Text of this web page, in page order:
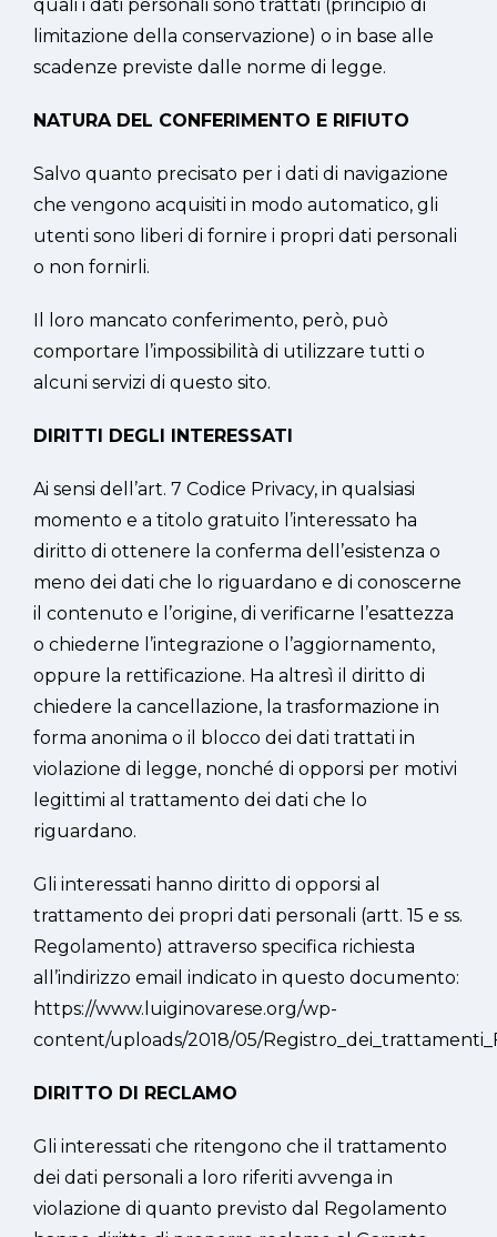
quali i dati personali sono trattati (principio di
limitazione della conservazione) o in base alle
scadenze previste dalle norme di legge.
NATURA DEL CONFERIMENTO E RIFIUTO
Salvo quanto precisato per i dati di navigazione
che vengono acquisiti in modo automatico, gli
utenti sono liberi di fornire i propri dati personali
o non fornirli.
Il loro mancato conferimento, però, può
comportare l’impossibilità di utilizzare tutti o
alcuni servizi di questo sito.
DIRITTI DEGLI INTERESSATI
Ai sensi dell’art. 7 Codice Privacy, in qualsiasi
momento e a titolo gratuito l’interessato ha
diritto di ottenere la conferma dell’esistenza o
meno dei dati che lo riguardano e di conoscerne
il contenuto e l’origine, di verificarne l’esattezza
o chiederne l’integrazione o l’aggiornamento,
oppure la rettificazione. Ha altresì il diritto di
chiedere la cancellazione, la trasformazione in
forma anonima o il blocco dei dati trattati in
violazione di legge, nonché di opporsi per motivi
legittimi al trattamento dei dati che lo
riguardano.
Gli interessati hanno diritto di opporsi al
trattamento dei propri dati personali (artt. 15 e ss.
Regolamento) attraverso specifica richiesta
all’indirizzo email indicato in questo documento:
https://www.luiginovarese.org/wp-
content/uploads/2018/05/
DIRITTO DI RECLAMO
Gli interessati che ritengono che il trattamento
dei dati personali a loro riferiti avvenga in
violazione di quanto previsto dal Regolamento